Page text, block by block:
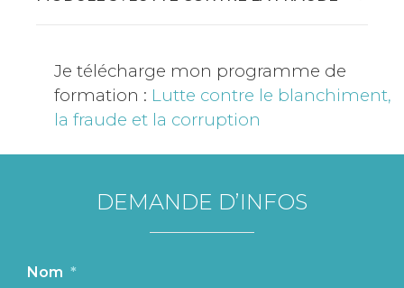
Je télécharge mon programme de
formation : Lutte contre le blanchiment,
la fraude et la corruption
DEMANDE D’INFOS
Nom *